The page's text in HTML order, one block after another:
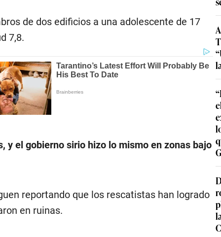
de dos edificios a una adolescente de 17
7,8.
y el gobierno sirio hizo lo mismo en zonas bajo
reportando que los rescatistas han logrado
en ruinas.